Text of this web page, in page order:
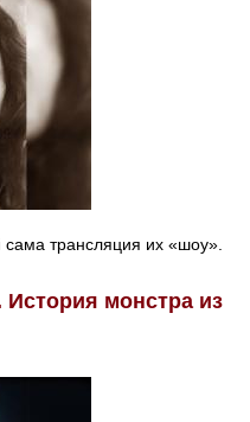
сама трансляция их «шоу».
монстра из